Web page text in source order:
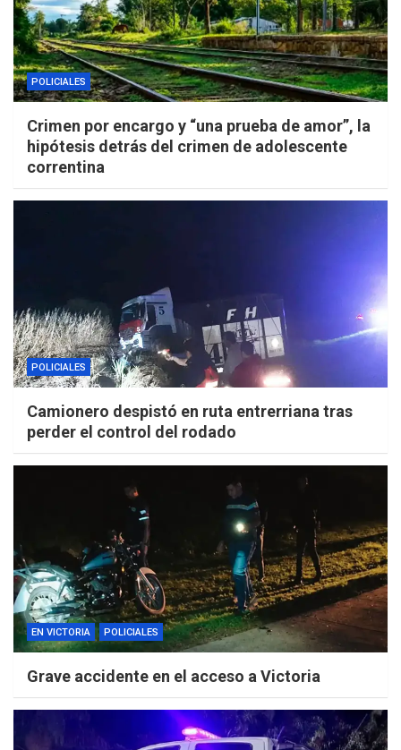
POLICIALES
Crimen por encargo y “una prueba de amor”, la
hipótesis detrás del crimen de adolescente
correntina
POLICIALES
Camionero despistó en ruta entrerriana tras
perder el control del rodado
EN VICTORIA POLICIALES
Grave accidente en el acceso a Victoria